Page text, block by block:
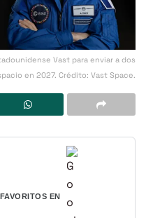
Vast para enviar a dos
en 2027. Crédito: Vast Space.
EN